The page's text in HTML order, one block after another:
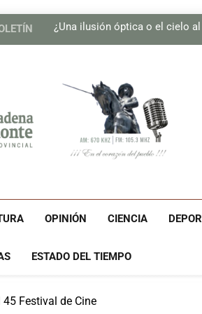
¿Una ilusión óptica o el cielo
Se adoptan medidas
¿Una ilusión óptica o el cielo
Se adoptan medidas
Realizan Expo Innovación
Cadena
OPINIÓN CIENCIA
ESTADO DEL TIEMPO
Festival de Cine